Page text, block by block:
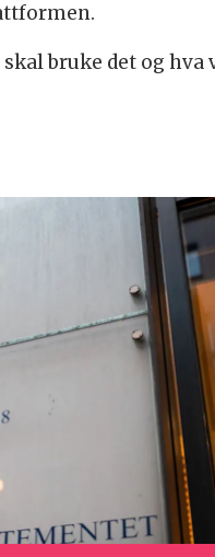
bruke det og hva